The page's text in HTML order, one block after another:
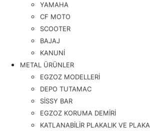
YAMAHA
CF MOTO
SCOOTER
BAJAJ
KANUNİ
METAL ÜRÜNLER
EGZOZ MODELLERİ
DEPO TUTAMAC
SİSSY BAR
EGZOZ KORUMA DEMİRİ
KATLANABİLİR PLAKALIK VE PLAKA